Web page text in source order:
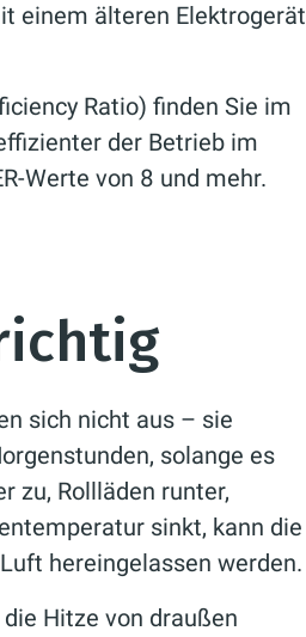
einem älteren Elektrogerät
Ratio) finden Sie im
der Betrieb im
Werte von 8 und mehr.
sich nicht aus – sie
solange es
zu, Rollläden runter,
sinkt, kann die
hereingelassen werden.
Hitze von draußen